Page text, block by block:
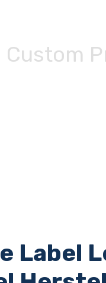
Custom
Label